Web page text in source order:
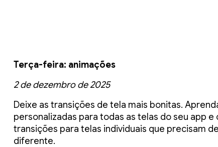
Terça-feira: animações
2 de dezembro de 2025
Deixe as transições de tela mais bonitas.
personalizadas para todas as telas do seu app
transições para telas individuais que precisam
diferente.